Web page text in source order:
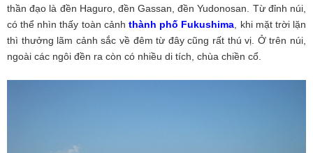
thần đạo là đền Haguro, đền Gassan, đền Yudonosan. Từ đỉnh núi,
có thể nhìn thấy toàn cảnh thành phố Fukushima , khi mặt trời lặn
thì thưởng lãm cảnh sắc về đêm từ đây cũng rất thú vị. Ở trên núi,
ngoài các ngôi đền ra còn có nhiều di tích, chùa chiền cổ.